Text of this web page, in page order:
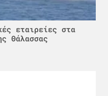
εταιρείες στα
Θάλασσας